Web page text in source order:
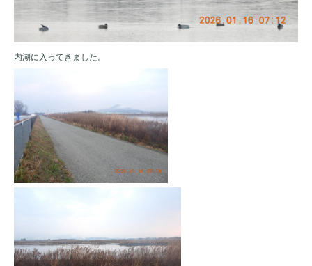
内湖に入ってきました。